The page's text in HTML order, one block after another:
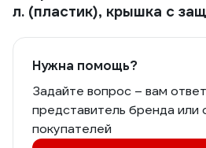
л. (пластик), крышка с
Нужна помощь?
Задайте вопрос – вам
представитель бренда или
покупателей